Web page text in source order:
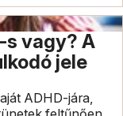
s vagy? A
jele
ADHD-jára,